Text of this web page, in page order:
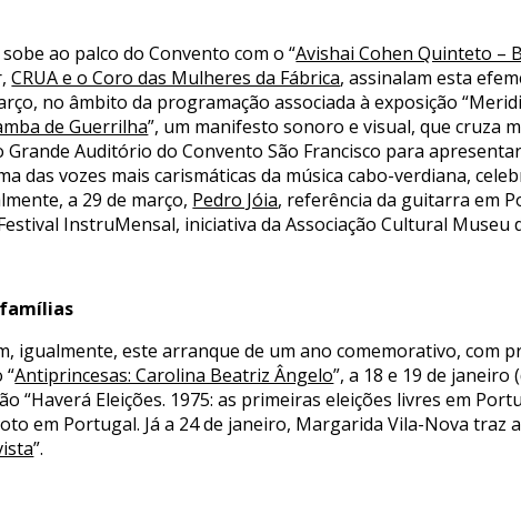
ao palco do Convento com o “Avishai Cohen Quinteto –
CRUA e o Coro das Mulheres da Fábrica, assinalam esta
no âmbito da programação associada à exposição
de Guerrilha”, um manifesto sonoro e visual, que cruza
Grande Auditório do Convento São Francisco para
das vozes mais carismáticas da música cabo-verdiana,
a 29 de março, Pedro Jóia, referência da guitarra em
InstruMensal, iniciativa da Associação Cultural Museu
igualmente, este arranque de um ano comemorativo, com
“Antiprincesas: Carolina Beatriz Ângelo”, a 18 e 19 de
“Haverá Eleições. 1975: as primeiras eleições livres em
em Portugal. Já a 24 de janeiro, Margarida Vila-Nova traz
”.